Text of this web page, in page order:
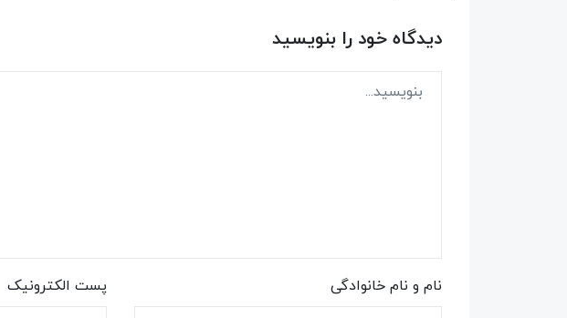
دیدگاه خود را بنویسید
نام و نام خانوادگی پست الکترونیک